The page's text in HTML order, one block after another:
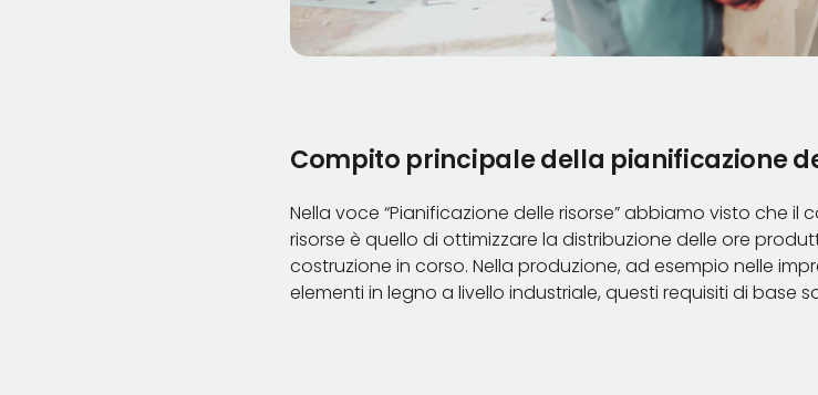
Compito principale della pianificazione
Nella voce “Pianificazione delle risorse” abbiamo visto che
risorse è quello di ottimizzare la distribuzione delle ore
costruzione in corso. Nella produzione, ad esempio nelle
elementi in legno a livello industriale, questi requisiti di base